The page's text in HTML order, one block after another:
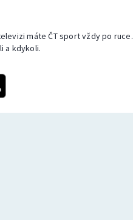
máte ČT sport vždy po ruce.
a kdykoli.